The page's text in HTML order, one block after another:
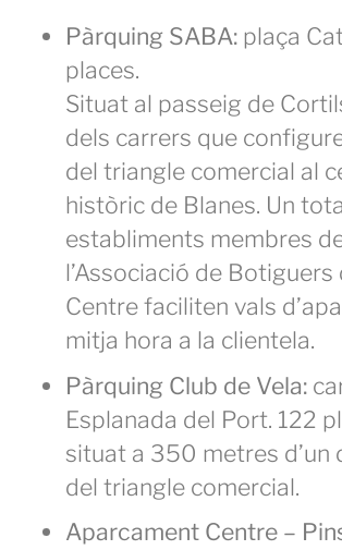
Pàrquing SABA: plaça
places.
Situat al passeig de
dels carrers que
del triangle comercial al
històric de Blanes. Un
establiments membres
l’Associació de Botiguers
Centre faciliten vals
mitja hora a la clientela.
Pàrquing Club de Vela:
Esplanada del Port. 122
situat a 350 metres d’un
del triangle comercial.
Aparcament Centre –